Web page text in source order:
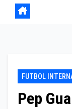
FUTBOL
Pep